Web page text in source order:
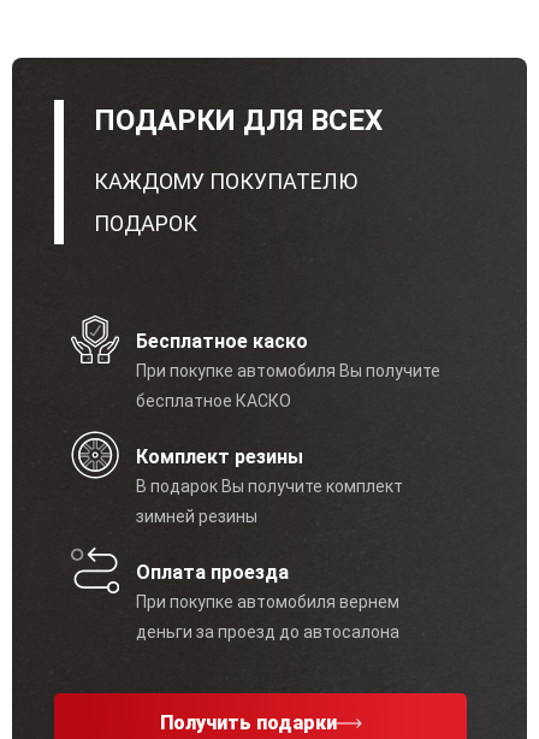
ПОДАРКИ ДЛЯ ВСЕХ
КАЖДОМУ ПОКУПАТЕЛЮ
ПОДАРОК
Бесплатное каско
При покупке автомобиля Вы получите
бесплатное КАСКО
Комплект резины
В подарок Вы получите комплект
зимней резины
Оплата проезда
При покупке автомобиля вернем
деньги за проезд до автосалона
Получить подарки